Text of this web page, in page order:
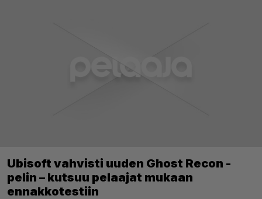
Ubisoft vahvisti uuden Ghost Recon -
pelin – kutsuu pelaajat mukaan
ennakkotestiin